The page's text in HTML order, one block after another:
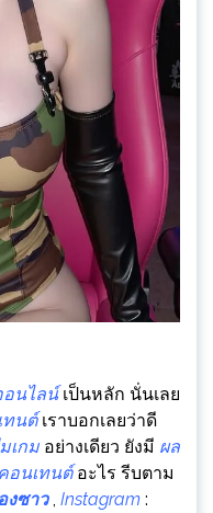
อนไลน์เป็นหลัก นั่นเลย
ทนต์เราบอกเลยว่าดี
เกม อย่างเดียว ยังมี ผล
คอนเทนต์อะไร รีบตาม
งซาว, Instagram :